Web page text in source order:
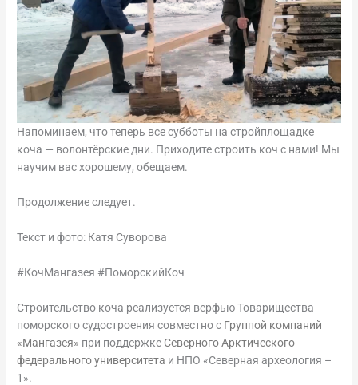
Напоминаем, что теперь все субботы на стройплощадке
коча — волонтёрские дни. Приходите строить коч с нами! Мы
научим вас хорошему, обещаем.
Продолжение следует.
Текст и фото: Катя Суворова
#КочМангазея #ПоморскийКоч
Строительство коча реализуется верфью Товарищества
поморского судостроения совместно с Группой компаний
«Мангазея» при поддержке Северного Арктического
федерального университета и НПО «Северная археология –
1».